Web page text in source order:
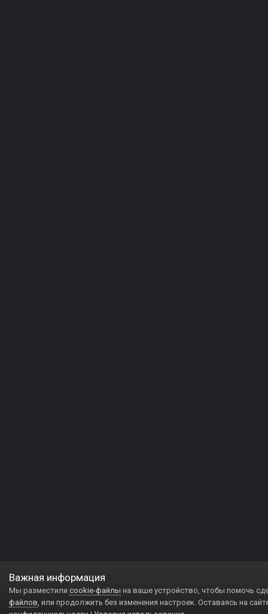
Важная информация
Мы разместили cookie-файлы на ваше устройство, чтобы помочь
файлов, или продолжить без изменения настроек. Оставаясь на